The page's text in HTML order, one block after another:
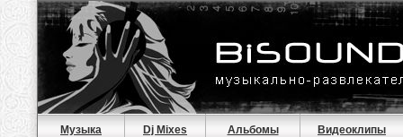
Музыка Dj Mixes Альбомы Видеоклипы